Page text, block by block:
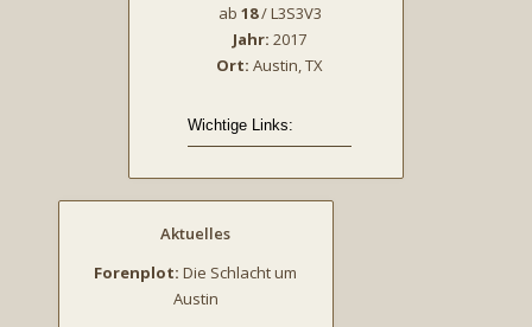
ab 18/ L3S3V3
Jahr: 2017
Ort: Austin, TX
Aktuelles
Forenplot: Die Schlacht um
Austin